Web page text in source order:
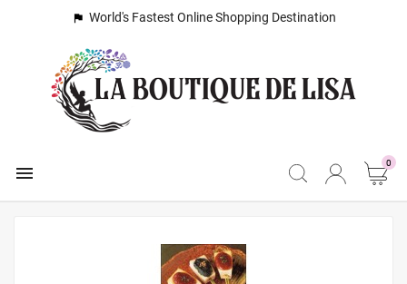
 World's Fastest Online Shopping Destination
 0